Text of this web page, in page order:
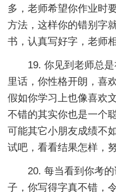
多，老师希望你作业时
方法，这样你的错别字
书，认真写好字，老师
19. 你见到老师总
里话，你性格开朗，喜
假如你学习上也像喜欢
不错的其实你也是一个
可能其它小朋友成绩不
试吧，看看结果怎样，努
20. 每当看到你考
子，你写得字真不错，